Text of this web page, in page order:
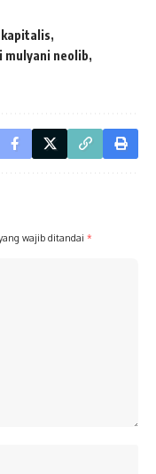
kapitalis
mulyani neolib
wajib ditandai *